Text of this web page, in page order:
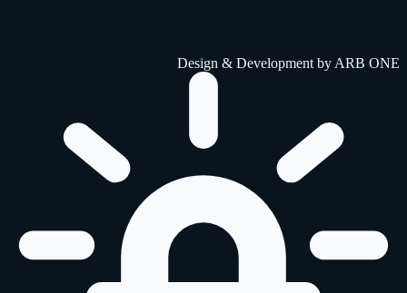
Design & Development by ARB ONE